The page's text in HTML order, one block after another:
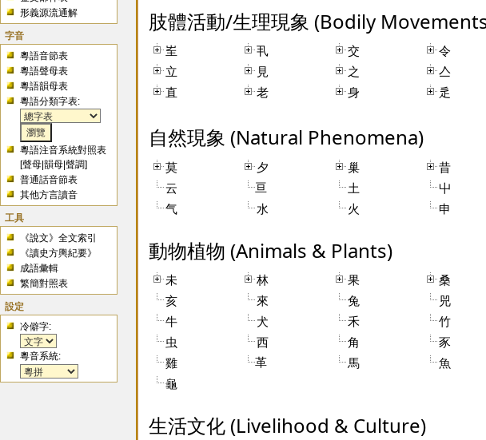
形義源流通解
字音
粵語音節表
粵語聲母表
粵語韻母表
粵語分類字表:
粵語注音系統對照表
[聲母 |韻母 |聲調]
普通話音節表
其他方言讀音
工具
《說文》全文索引
《讀史方輿紀要》
成語彙輯
繁簡對照表
設定
冷僻字:
粵音系統:
肢體活動/生理現象 (Bodily
㞷 丮 交 令
立
見 之 亼
直
老 身 辵
自然現象 (Natural Phenomena)
莫 夕 巢 昔
云
亘 土 屮
气
水 火 申
動物植物 (Animals & Plants)
未 林 果 桑
亥
來 兔 兕
牛
犬 禾 竹
虫
西 角 豕
雞
革 馬 魚
龜
生活文化 (Livelihood & Culture)